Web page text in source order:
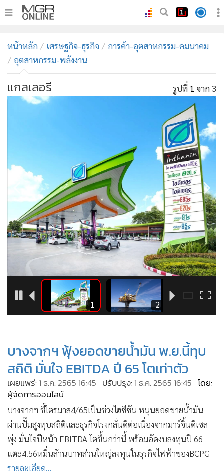
ทันเหตุการณ์
ภาคใต้
• ภูมิภาค
• Online Section
ละคร
CbizReview
Cyber BIZ
ผู้จัดกวน
• Good health & Well-being
• Green Innovation & SD
•
Management & HR
Infographic
การเมือง
• ท่องเที่ยว
• ต่างประเทศ
• Special Scoop
• เศรษฐกิจ-ธุรกิจ
• จีน
• ชุมชน-คุณภาพชีวิต
• อาชญากรรม
• Motoring
• เกม
บางจากฯ ฟุ้งยอดขายน้ำมัน พ.ย.นี้ทุบ
สถิติ มั่นใจ EBITDA ปี 65 โตเท่าตัว
เผยแพร่: 1 ธ.ค. 2565 16:45 ปรับปรุง: 1 ธ.ค. 2565 16:45 โดย:
ผู้จัดการออนไลน์
บางจากฯ ชี้ไตรมาส4/65เป็นช่วงไฮซีซัน หนุนยอดขายน้ำมัน
ผ่านปั๊มสูงทุบสถิติและธุรกิจโรงกลั่นดีต่อเนื่องจากมาร์จิ้นดีเซล
พุ่ง มั่นใจปีหน้า EBITDA โตขึ้นกว่านี้ พร้อมอัดงบลงทุนปี 66
แตะ4.56หมื่นล้านบาทส่วนใหญ่ลงทุนในธุรกิจไฟฟ้าของBCPG
รายละเอียด...
หน้าหลัก เศรษฐกิจ-ธุรกิจ
การค้า-อุตสาหกรรม-คมนาคม
อุตสาหกรรม-พลังงาน
แกลเลอรี รูปที่ 1 จาก 3
1 2